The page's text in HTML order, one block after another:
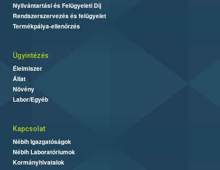
Nyilvántartási és Felügyeleti Díj
Rendszerszervezés és felügyelet
Termékpálya-ellenőrzés
Ügyintézés
Élelmiszer
Állat
Növény
Labor/Egyéb
Kapcsolat
Nébih Igazgatóságok
Nébih Laboratóriumok
Kormányhivatalok